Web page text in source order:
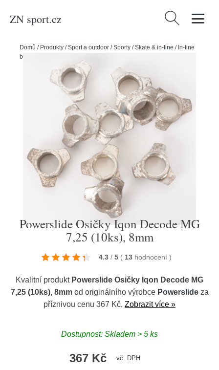
ZN sport.cz Vyhledávání
Domů / Produkty /Sport a outdoor /Sporty /Skate & in-line / In-line
bruslení
Powerslide Osičky Iqon Decode MG
7,25 (10ks), 8mm
4.3 / 5 ( 13 hodnocení )
Kvalitní produkt Powerslide Osičky Iqon Decode MG
7,25 (10ks), 8mmod originálního výrobce Powerslideza
příznivou cenu 367 Kč. Zobrazit více »
Dostupnost: Skladem > 5 ks
367 Kč vč. DPH